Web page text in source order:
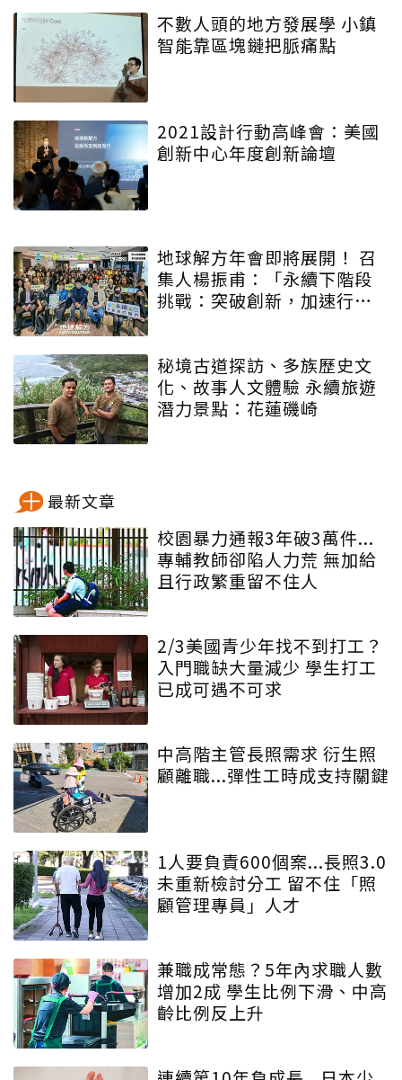
不數人頭的地方發展學 小鎮
智能靠區塊鏈把脈痛點
2021設計行動高峰會：美國
創新中心年度創新論壇
地球解方年會即將展開！ 召
集人楊振甫：「永續下階段
挑戰：突破創新，加速行
秘境古道探訪、多族歷史文
化、故事人文體驗 永續旅遊
潛力景點：花蓮磯崎
最新文章
校園暴力通報3年破3萬件...
專輔教師卻陷人力荒 無加給
且行政繁重留不住人
2/3美國青少年找不到打工？
入門職缺大量減少 學生打工
已成可遇不可求
中高階主管長照需求 衍生照
顧離職...彈性工時成支持關鍵
1人要負責600個案...長照3.0
未重新檢討分工 留不住「照
顧管理專員」人才
兼職成常態？5年內求職人數
增加2成 學生比例下滑、中高
齡比例反上升